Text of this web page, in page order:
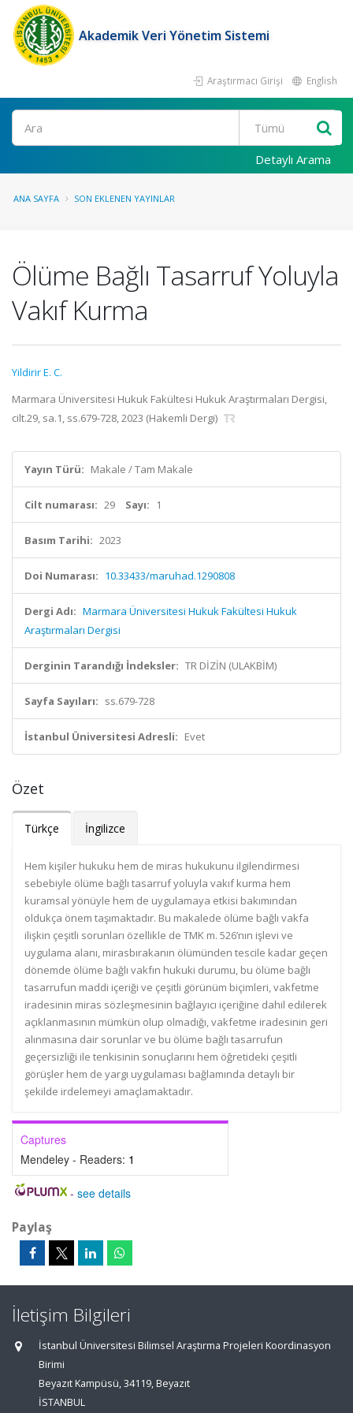
Akademik Veri Yönetim Sistemi
Araştırmacı Girişi English
Ara
Detaylı Arama
ANA SAYFA SON EKLENEN YAYINLAR
Ölüme Bağlı Tasarruf Yoluyla
Vakıf Kurma
Yildirir E. C.
Marmara Üniversitesi Hukuk Fakültesi Hukuk Araştırmaları Dergisi,
cilt.29, sa.1, ss.679-728, 2023 (Hakemli Dergi)
Yayın Türü: Makale / Tam Makale
Cilt numarası: 29 Sayı: 1
Basım Tarihi: 2023
Doi Numarası: 10.33433/maruhad.1290808
Dergi Adı: Marmara Üniversitesi Hukuk Fakültesi Hukuk
Araştırmaları Dergisi
Derginin Tarandığı İndeksler: TR DİZİN (ULAKBİM)
Sayfa Sayıları: ss.679-728
İstanbul Üniversitesi Adresli: Evet
Özet
Türkçe İngilizce
Hem kişiler hukuku hem de miras hukukunu ilgilendirmesi
sebebiyle ölüme bağlı tasarruf yoluyla vakıf kurma hem
kuramsal yönüyle hem de uygulamaya etkisi bakımından
oldukça önem taşımaktadır. Bu makalede ölüme bağlı vakfa
ilişkin çeşitli sorunları özellikle de TMK m. 526’nın işlevi ve
uygulama alanı, mirasbırakanın ölümünden tescile kadar geçen
dönemde ölüme bağlı vakfın hukuki durumu, bu ölüme bağlı
tasarrufun maddi içeriği ve çeşitli görünüm biçimleri, vakfetme
iradesinin miras sözleşmesinin bağlayıcı içeriğine dahil edilerek
açıklanmasının mümkün olup olmadığı, vakfetme iradesinin geri
alınmasına dair sorunlar ve bu ölüme bağlı tasarrufun
geçersizliği ile tenkisinin sonuçlarını hem öğretideki çeşitli
görüşler hem de yargı uygulaması bağlamında detaylı bir
şekilde irdelemeyi amaçlamaktadır.
Captures
Mendeley - Readers: 1
- see details
Paylaş
İletişim Bilgileri
İstanbul Üniversitesi Bilimsel Araştırma Projeleri Koordinasyon
Birimi
Beyazıt Kampüsü, 34119, Beyazıt
İSTANBUL